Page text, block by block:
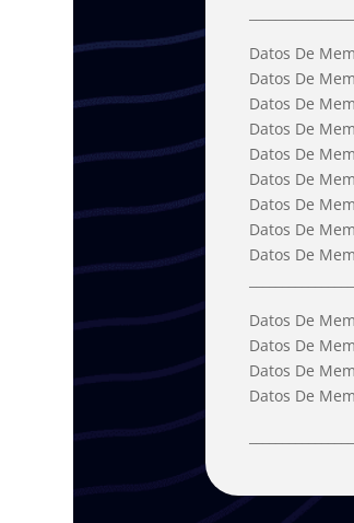
Datos De
Datos De
Datos De
Datos De
Datos De
Datos De
Datos De
Datos De
Datos De
Datos De
Datos De
Datos De
Datos De